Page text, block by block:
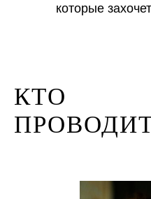
которые
КТО